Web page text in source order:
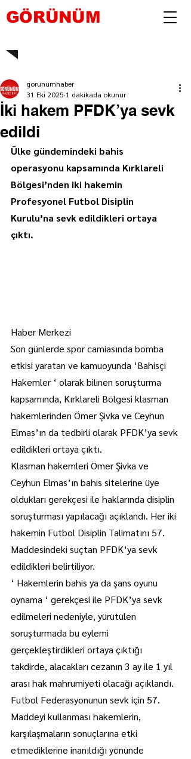
GÖRÜNÜM
İki hakem PFDK’ya sevk
edildi
gorunumhaber
31 Eki 2025 1 dakikada okunur
Ülke gündemindeki bahis
operasyonu kapsamında Kırklareli
Bölgesi’nden iki hakemin
Profesyonel Futbol Disiplin
Kurulu’na sevk edildikleri ortaya
çıktı.
Haber Merkezi
Son günlerde spor camiasında bomba
etkisi yaratan ve kamuoyunda ‘Bahisçi
Hakemler ‘ olarak bilinen soruşturma
kapsamında, Kırklareli Bölgesi klasman
hakemlerinden Ömer Şivka ve Ceyhun
Elmas’ın da tedbirli olarak PFDK’ya sevk
edildikleri ortaya çıktı.
Klasman hakemleri Ömer Şivka ve
Ceyhun Elmas’ın bahis sitelerine üye
oldukları gerekçesi ile haklarında disiplin
soruşturması yapılacağı açıklandı. Her iki
hakemin Futbol Disiplin Talimatını 57.
Maddesindeki suçtan PFDK’ya sevk
edildikleri belirtiliyor.
‘ Hakemlerin bahis ya da şans oyunu
oynama ‘ gerekçesi ile PFDK’ya sevk
edilmeleri nedeniyle, yürütülen
soruşturmada bu eylemi
gerçekleştirdikleri ortaya çıktığı
takdirde, alacakları cezanın 3 ay ile 1 yıl
arası hak mahrumiyeti olacağı açıklandı.
Futbol Federasyonunun sevk için 57.
Maddeyi kullanması hakemlerin,
karşılaşmaların sonuçlarına etki
etmediklerine inanıldığı yönünde